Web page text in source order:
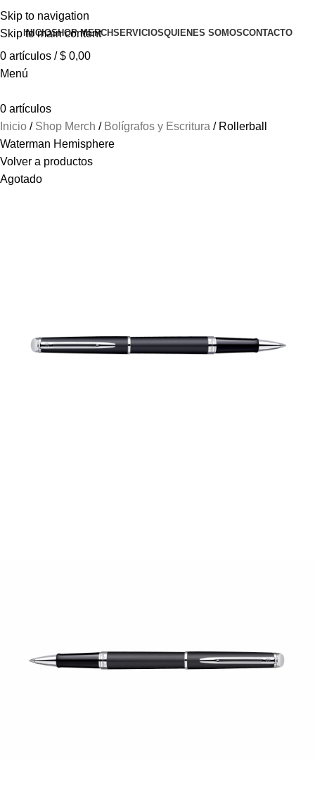
Skip to navigation
Skip to main content
INICIOSHOP MERCHSERVICIOSQUIENES SOMOSCONTACTO
0 artículos / $ 0,00
Menú
0 artículos
Inicio
Shop Merch Bolígrafos y Escritura
Rollerball
Waterman Hemisphere
Volver a productos
Agotado